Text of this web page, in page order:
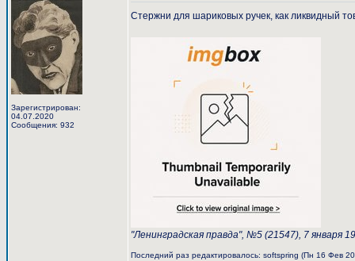
Зарегистрирован:
04.07.2020
Сообщения: 932
Стержни для шариковых ручек, как ликвидный
"Ленинградская правда", №5 (21547), 7 января
Последний раз редактировалось: softspring (Пн 16 Фев